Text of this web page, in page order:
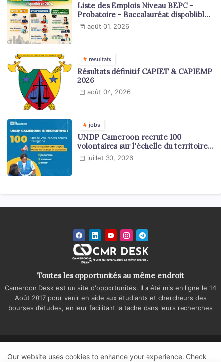
Liste des Emplois Niveau BEPC -
Probatoire - Baccalauréat dispoblible
en 2026
août 01, 2026
resultats
Résultats définitif CAPIET & CAPIEMP
2026
août 04, 2026
jobs
UNDP Cameroon recrute 100
volontaires sur l'échelle du territoire
national
juillet 30, 2026
Toutes les opportunités au même endroit
Cameroon Desk est un site d'opportunités. Il a été mis en ligne le 14
Août 2017 pour venir en aide aux étudiants et chercheurs des
bourses d’études, en leur facilitant la tache dans leurs recherches
Our website uses cookies to enhance your experience. Check